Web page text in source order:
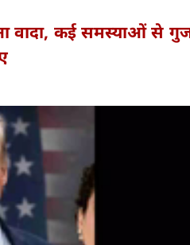
वादा, कई समस्याओं से